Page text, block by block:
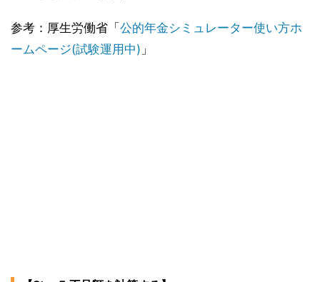
参考：厚生労働省「公的年金シミュレーター使い方ホ
ームページ(試験運用中) 」